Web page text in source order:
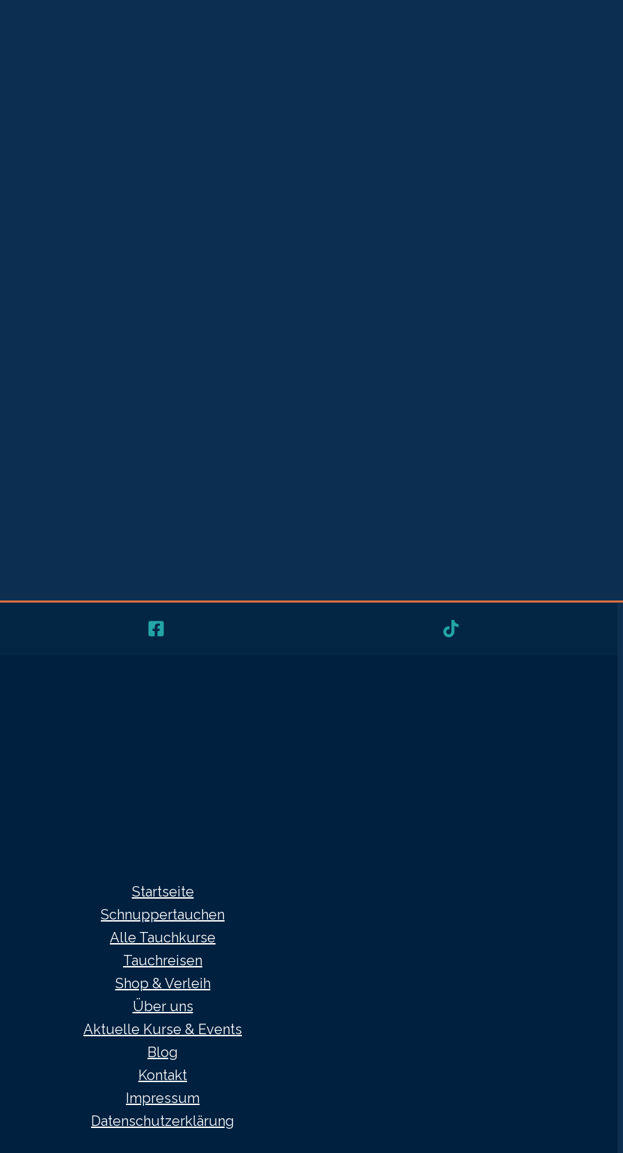
Startseite
Schnuppertauchen
Alle Tauchkurse
Tauchreisen
Shop & Verleih
Über uns
Aktuelle Kurse & Events
Blog
Kontakt
Impressum
Datenschutzerklärung